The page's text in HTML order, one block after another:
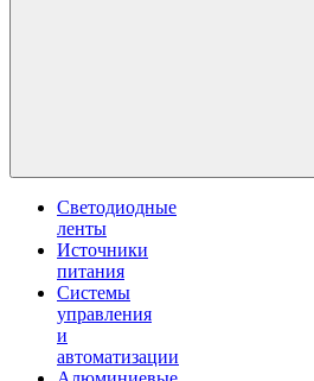
Светодиодные
ленты
Источники
питания
Системы
управления
и
автоматизации